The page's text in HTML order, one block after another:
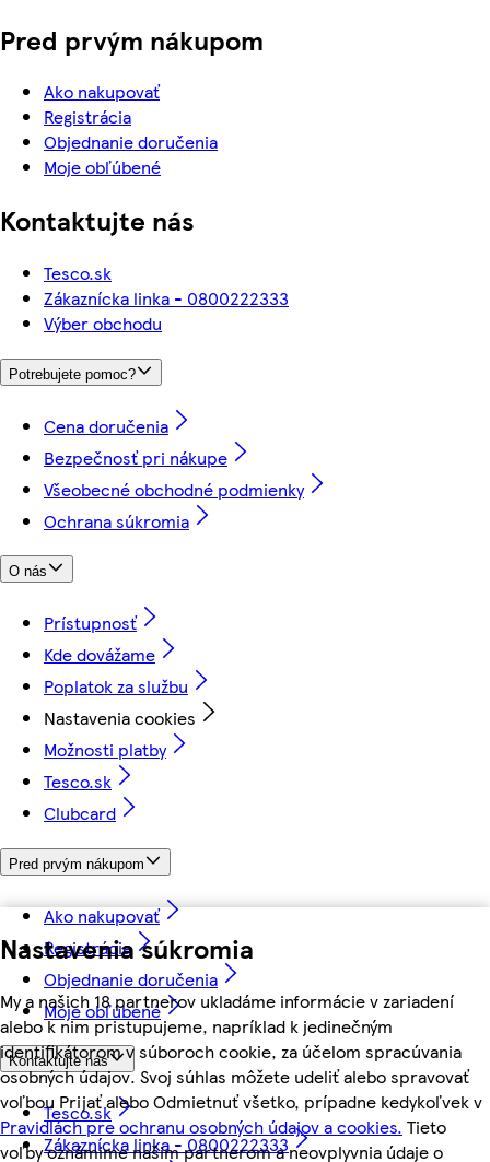
Nastavenia súkromia
My a našich 18 partnerov ukladáme informácie v zariadení
alebo k nim pristupujeme, napríklad k jedinečným
identifikátorom v súboroch cookie, za účelom spracúvania
osobných údajov. Svoj súhlas môžete udeliť alebo spravovať
voľbou Prijať alebo Odmietnuť všetko, prípadne kedykoľvek v
Pravidlách pre ochranu osobných údajov a cookies. Tieto
voľby oznámime našim partnerom a neovplyvnia údaje o
Pred prvým nákupom
Ako nakupovať
Registrácia
Objednanie doručenia
Moje obľúbené
Kontaktujte nás
Tesco.sk
Zákaznícka linka - 0800222333
Výber obchodu
Potrebujete pomoc?
Cena doručenia
Bezpečnosť pri nákupe
Všeobecné obchodné podmienky
Ochrana súkromia
O nás
Prístupnosť
Kde dovážame
Poplatok za službu
Nastavenia cookies
Možnosti platby
Tesco.sk
Clubcard
Pred prvým nákupom
Ako nakupovať
Registrácia
Objednanie doručenia
Moje obľúbené
Kontaktujte nás
Tesco.sk
Zákaznícka linka - 0800222333